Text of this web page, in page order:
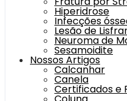
Hiperidrose
Infecções
Lesão de
Neuroma de
Sesamoidite
Nossos Artigos
Calcanhar
Canela
Certificados e